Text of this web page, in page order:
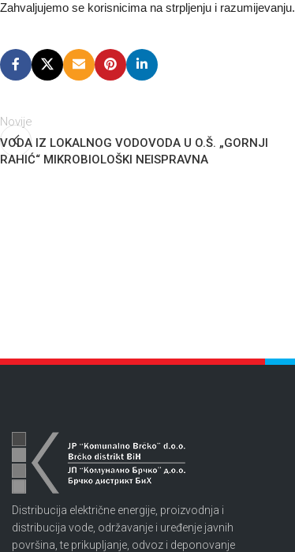
Zahvaljujemo se korisnicima na strpljenju i razumijevanju.
Novije
VODA IZ LOKALNOG VODOVODA U O.Š. „GORNJI
RAHIĆ“ MIKROBIOLOŠKI NEISPRAVNA
Distribucija električne energije, proizvodnja i
distribucija vode, održavanje i uređenje javnih
površina, te prikupljanje, odvoz i deponovanje